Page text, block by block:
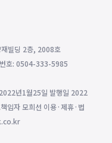
빌딩 2층, 2008호
호: 0504-333-5985
년1월25일 발행일 2022
임자 모희선 이용·제휴·법